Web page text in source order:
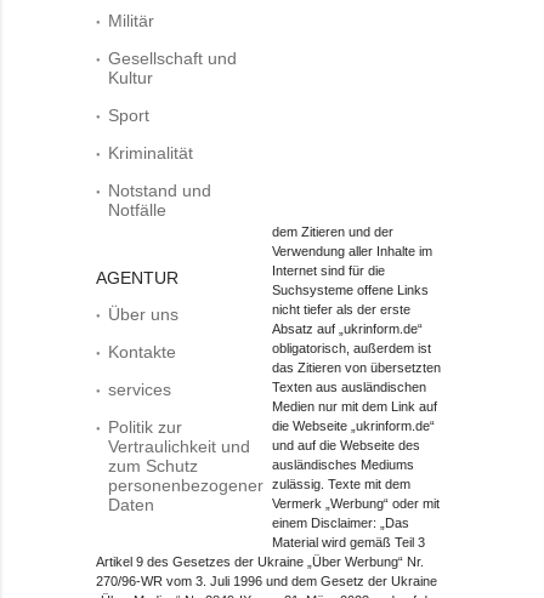
Militär
Gesellschaft und
Kultur
Sport
Kriminalität
Notstand und
Notfälle
AGENTUR
Über uns
Kontakte
services
Politik zur
Vertraulichkeit und
zum Schutz
personenbezogener
Daten
dem Zitieren und der
Verwendung aller Inhalte im
Internet sind für die
Suchsysteme offene Links
nicht tiefer als der erste
Absatz auf „ukrinform.de“
obligatorisch, außerdem ist
das Zitieren von übersetzten
Texten aus ausländischen
Medien nur mit dem Link auf
die Webseite „ukrinform.de“
und auf die Webseite des
ausländisches Mediums
zulässig. Texte mit dem
Vermerk „Werbung“ oder mit
einem Disclaimer: „Das
Material wird gemäß Teil 3
Artikel 9 des Gesetzes der Ukraine „Über Werbung“ Nr.
270/96-WR vom 3. Juli 1996 und dem Gesetz der Ukraine